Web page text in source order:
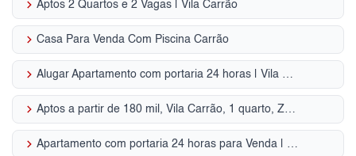
keyboard_arrow_right Aptos 2 Quartos e 2 Vagas | Vila Carrão
keyboard_arrow_right Casa Para Venda Com Piscina Carrão
keyboard_arrow_right Alugar Apartamento com portaria 24 horas | Vila Carrão
keyboard_arrow_right Aptos a partir de 180 mil, Vila Carrão, 1 quarto, Zona Leste, SP
keyboard_arrow_right Apartamento com portaria 24 horas para Venda | Vila Carrão